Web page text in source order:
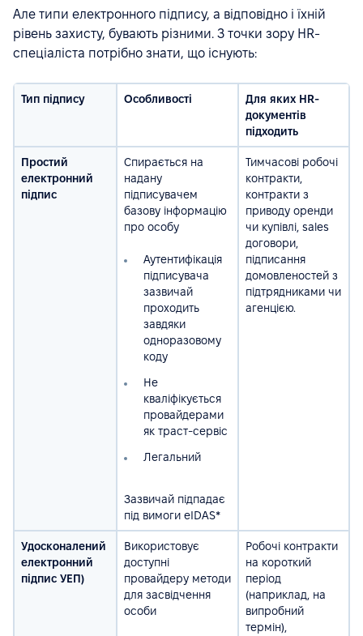
Але типи електронного підпису, а відповідно і їхній
рівень захисту, бувають різними. З точки зору HR-
спеціаліста потрібно знати, що існують:
Тип підпису Особливості
Для яких HR-
документів
підходить
Простий
електронний
підпис
Спирається на
надану
підписувачем
базову інформацію
про особу
Аутентифікація
підписувача
зазвичай
проходить
завдяки
одноразовому
коду
Не
кваліфікується
провайдерами
як траст-сервіс
Легальний
Зазвичай підпадає
під вимоги eIDAS*
Тимчасові робочі
контракти,
контракти з
приводу оренди
чи купівлі, sales
договори,
підписання
домовленостей з
підтрядниками чи
агенцією.
Удосконалений
електронний
підпис УЕП)
Використовує
доступні
провайдеру методи
для засвідчення
особи
Робочі контракти
на короткий
період
(наприклад, на
випробний
термін),